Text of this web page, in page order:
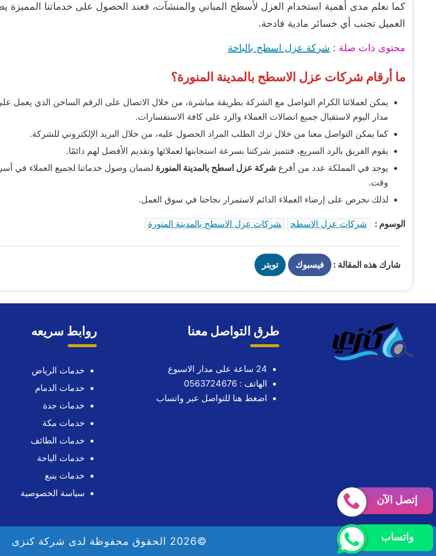
كما نعلم مدى أهمية استخدام العزل لأسطح المباني والمنشآت، فعند الحصول على خدماتنا المميزة
العميل تجنب أي خسائر مادية فادحة.
محتوى ذات صلة : شركة عزل اسطح بالباحة
ما أرقام شركات عزل الاسطح بالمدينة المنورة؟
يمكن لعملائنا الكرام التواصل مع الشركة بطريقة مباشرة، من خلال الاتصال على الرقم الساخن الذي يعمل
مدار اليوم لاستقبال جميع اتصالات العملاء والرد على كافة الاستفسارات.
كما يمكن التواصل معنا من خلال ترك الطلب المراد الحصول عليه، من خلال البريد الإلكتروني للشركة.
يقوم الفريق بالرد السريع، فتتميز شركتنا بسرعة استجابتها لعملائها وتقديم الأفضل لهم دائمًا.
يوجد في المملكة عدد من أفرع شركة عزل اسطح بالمدينة المنورة لضمان وصول خدماتنا لجميع العملاء في
وقت.
لذلك نحرص على إرضاء العملاء الدائم لاستمرار نجاحنا في سوق العمل.
الوسوم : شركات عزل الاسطح شركات عزل الاسطح بالمدينة المنورة
شارك هذه المقالة : فيسبوك تويتر
طرق التواصل معنا
24 ساعة على مدار الاسبوع
الهاتف : 0563724676
اضغط هنا للتواصل عبر واتساب
روابط سريعه
خدمات الرياض
خدمات الدمام
خدمات جدة
خدمات مكة
خدمات الطائف
خدمات الباحة
خدمات ينبع
سياسة الخصوصية
©2026 الحقوق محفوظة لدى شركة كنزى
إتصل الآن
واتساب